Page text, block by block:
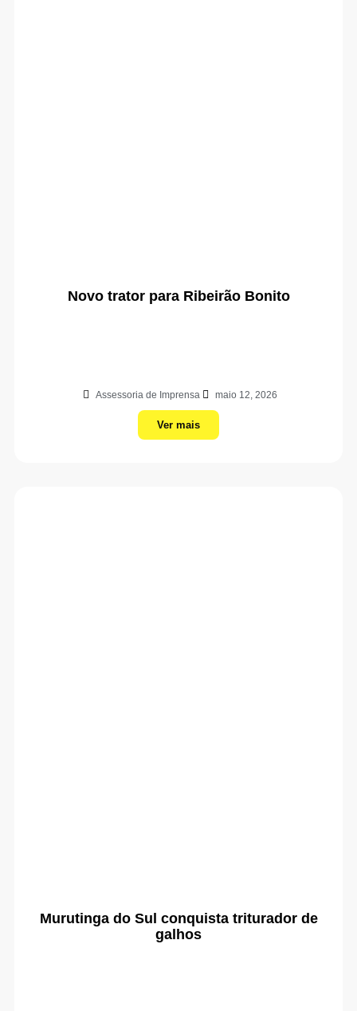
Novo trator para Ribeirão Bonito
Assessoria de Imprensa maio 12, 2026
Ver mais
Murutinga do Sul conquista triturador de
galhos